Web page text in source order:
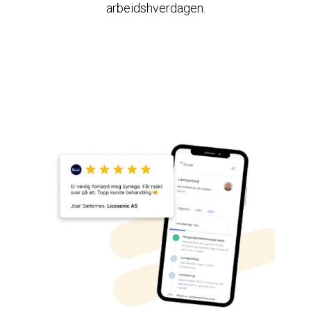
arbeidshverdagen.